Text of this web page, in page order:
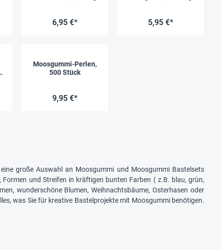
6,95 €* 5,95 €*
Moosgummi-Perlen,
500 Stück
9,95 €*
große Auswahl an Moosgummi und Moosgummi Bastelsets
und Streifen in kräftigen bunten Farben ( z.B. blau, grün,
wunderschöne Blumen, Weihnachtsbäume, Osterhasen oder
was Sie für kreative Bastelprojekte mit Moosgummi benötigen.